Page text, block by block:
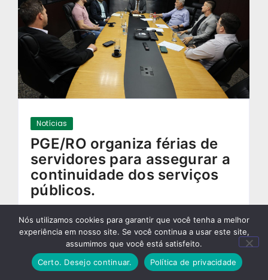
Notícias
PGE/RO organiza férias de
servidores para assegurar a
continuidade dos serviços
públicos.
Nós utilizamos cookies para garantir que você tenha a melhor
experiência em nosso site. Se você continua a usar este site,
assumimos que você está satisfeito.
Certo. Desejo continuar.
Política de privacidade